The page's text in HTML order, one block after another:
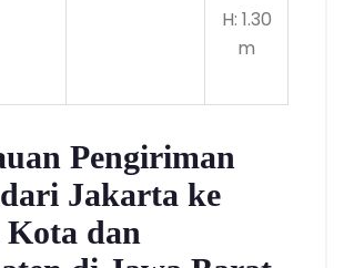
H: 1.30
m
Pengiriman
Jakarta ke
Kota dan